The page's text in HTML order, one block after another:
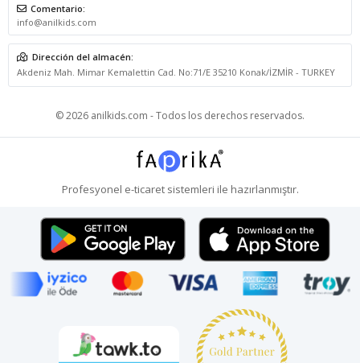
Comentario:
info@anilkids.com
Dirección del almacén:
Akdeniz Mah. Mimar Kemalettin Cad. No:71/E 35210 Konak/İZMİR - TURKEY
© 2026 anilkids.com - Todos los derechos reservados.
Profesyonel e-ticaretsistemleri ile hazırlanmıştır.